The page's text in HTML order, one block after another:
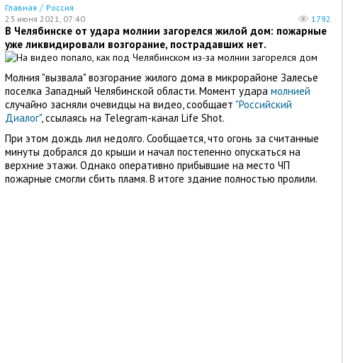
Главная / Россия
23 июня 2021, 07:40
1792
В Челябинске от удара молнии загорелся жилой дом: пожарные
уже ликвидировали возгорание, пострадавших нет.
Молния "вызвала" возгорание жилого дома в микрорайоне Залесье
поселка Западный Челябинской области. Момент удара молнией
случайно засняли очевидцы на видео, сообщает "Российский
Диалог", ссылаясь на Telegram-канал Life Shot.
При этом дождь лил недолго. Сообщается, что огонь за считанные
минуты добрался до крыши и начал постепенно опускаться на
верхние этажи. Однако оперативно прибывшие на место ЧП
пожарные смогли сбить пламя. В итоге здание полностью пролили.